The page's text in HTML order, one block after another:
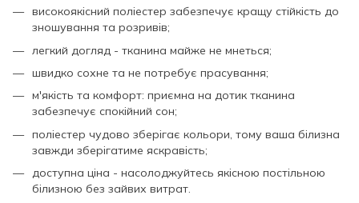
високоякісний поліестер забезпечує кращу стійкість до
зношування та розривів;
легкий догляд - тканина майже не мнеться;
швидко сохне та не потребує прасування;
м'якість та комфорт: приємна на дотик тканина
забезпечує спокійний сон;
поліестер чудово зберігає кольори, тому ваша білизна
завжди зберігатиме яскравість;
доступна ціна - насолоджуйтесь якісною постільною
білизною без зайвих витрат.